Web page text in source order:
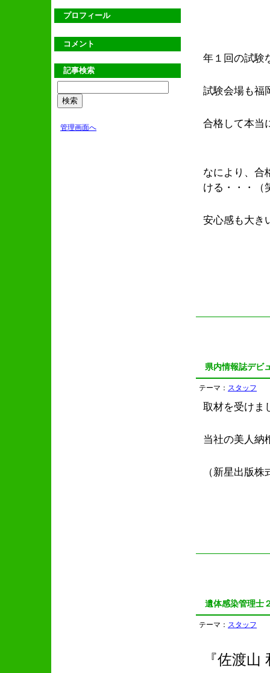
年１回の試験
試験会場も福
合格して本当
なにより、合
ける・・・（
安心感も大き
県内情報誌デビ
テーマ： スタッフ
取材を受けま
当社の美人納
（新星出版
遺体感染管理士
テーマ： スタッフ
『佐渡山
プロフィール
コメント
記事検索
管理画面へ